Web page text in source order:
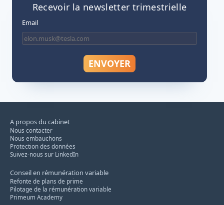
Recevoir la newsletter trimestrielle
Email
A propos du cabinet
Nous contacter
Nous embauchons
Protection des données
Suivez-nous sur LinkedIn
Conseil en rémunération variable
Refonte de plans de prime
Pilotage de la rémunération variable
Primeum Academy